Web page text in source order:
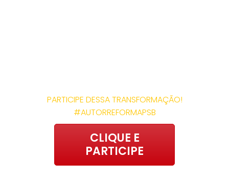
PARTICIPE DESSA TRANSFORMAÇÃO!
#AUTORREFORMAPSB
CLIQUE E
PARTICIPE